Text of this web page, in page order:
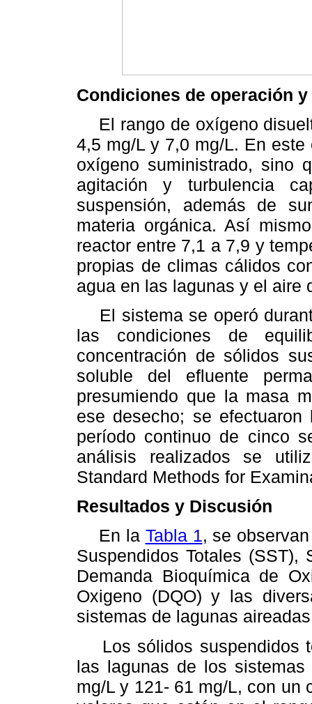
Condiciones de operación
El rango de oxígeno
4,5 mg/L y 7,0 mg/L. En
oxígeno suministrado, sino
agitación y turbulencia
suspensión, además de
materia orgánica. Así
reactor entre 7,1 a 7,9 y
propias de climas cálidos
agua en las lagunas y el aire
El sistema se operó
las condiciones de
concentración de sólidos
soluble del efluente
presumiendo que la masa
ese desecho; se
período continuo de cinco
análisis realizados se
Standard Methods for
Resultados y Discusión
En la Tabla 1, se
Suspendidos Totales (SST),
Demanda Bioquímica de
Oxigeno (DQO) y las
sistemas de lagunas
Los sólidos suspendidos
las lagunas de los
mg/L y 121- 61 mg/L, con un